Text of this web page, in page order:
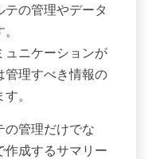
の管理やデータ
ュニケーションが
管理すべき情報の
。
の管理だけでな
作成するサマリー